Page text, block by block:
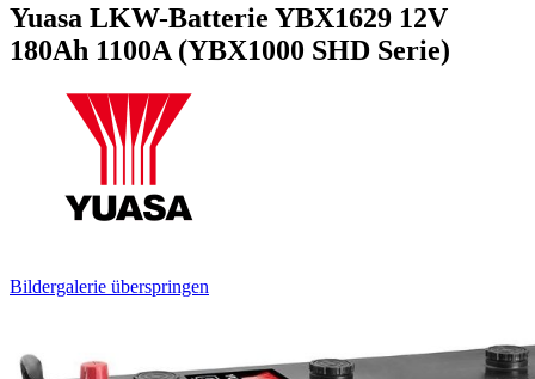
Yuasa LKW-Batterie YBX1629 12V
180Ah 1100A (YBX1000 SHD Serie)
Bildergalerie überspringen